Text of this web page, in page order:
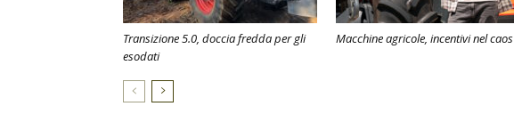
Transizione 5.0, doccia fredda per gli
esodati
Macchine agricole, incentivi nel caos